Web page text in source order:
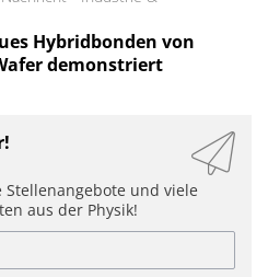
Hybridbonden von
demonstriert
und viele
aus der Physik!